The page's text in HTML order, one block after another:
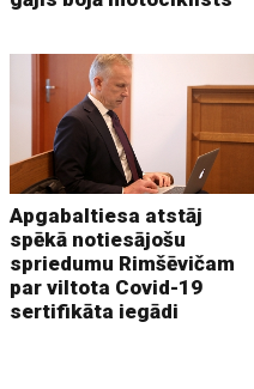
Apgabaltiesa atstāj
spēkā notiesājošu
spriedumu Rimšēvičam
par viltota Covid-19
sertifikāta iegādi